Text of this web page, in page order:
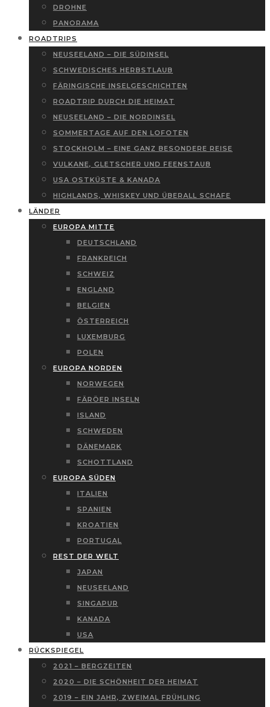
DROHNE
PANORAMA
ROADTRIPS
NEUSEELAND – DIE SÜDINSEL
SCHWEDISCHES HERBSTLAUB
FÄRINGISCHE INSELGESCHICHTEN
ROADTRIP DURCH DIE HEIMAT
NEUSEELAND – DIE NORDINSEL
SOMMERTAGE AUF DEN LOFOTEN
STOCKHOLM – EINE GANZ BESONDERE REISE
VULKANE, GLETSCHER UND FEENSTAUB
USA OSTKÜSTE & KANADA
HIGHLANDS, WHISKEY UND ÜBERALL SCHAFE
LÄNDER
EUROPA MITTE
DEUTSCHLAND
FRANKREICH
SCHWEIZ
ENGLAND
BELGIEN
ÖSTERREICH
LUXEMBURG
POLEN
EUROPA NORDEN
NORWEGEN
FÄRÖER INSELN
ISLAND
SCHWEDEN
DÄNEMARK
SCHOTTLAND
EUROPA SÜDEN
ITALIEN
SPANIEN
KROATIEN
PORTUGAL
REST DER WELT
JAPAN
NEUSEELAND
SINGAPUR
KANADA
USA
RÜCKSPIEGEL
2021 – BERGZEITEN
2020 – DIE SCHÖNHEIT DER HEIMAT
2019 – EIN JAHR, ZWEIMAL FRÜHLING